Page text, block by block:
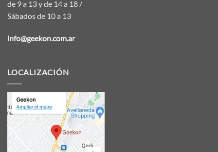
de 9 a 13 y de 14 a 18 /
Sábados de 10 a 13
info@geekon.com.ar
LOCALIZACIÓN